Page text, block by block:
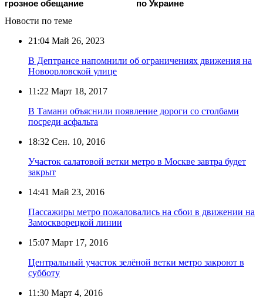
грозное обещание
по Украине
Новости по теме
21:04 Май 26, 2023
В Дептрансе напомнили об ограничениях движения на
Новоорловской улице
11:22 Март 18, 2017
В Тамани объяснили появление дороги со столбами
посреди асфальта
18:32 Сен. 10, 2016
Участок салатовой ветки метро в Москве завтра будет
закрыт
14:41 Май 23, 2016
Пассажиры метро пожаловались на сбои в движении на
Замоскворецкой линии
15:07 Март 17, 2016
Центральный участок зелёной ветки метро закроют в
субботу
11:30 Март 4, 2016